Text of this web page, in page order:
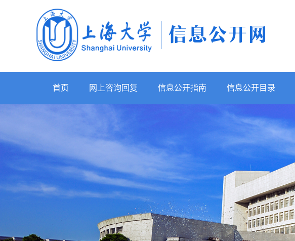
首页 网上咨询回复 信息公开指南 信息公开目录